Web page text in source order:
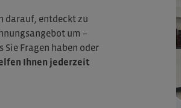
darauf, entdeckt zu
um –
Fragen haben oder
Ihnen jederzeit